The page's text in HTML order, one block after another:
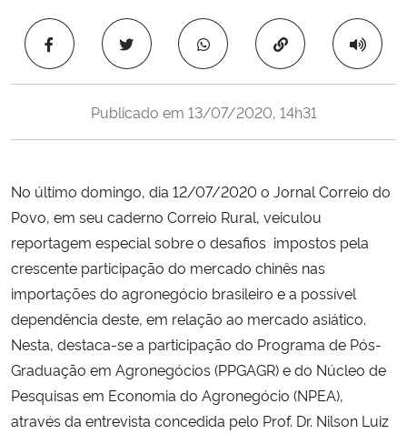
Ministério da Educação
Ministério da Ciência, Tecnologia, Inovações e Comunicações
Ministério do Meio Ambiente
Ministério do Turismo
Ministério do Desenvolvimento Regional
Controladoria-Geral da União
Copiar para área
Publicado em 13/07/2020, 14h31
No último domingo, dia 12/07/2020 o Jornal Correio do
Povo, em seu caderno Correio Rural, veiculou
reportagem especial sobre o desafios impostos pela
crescente participação do mercado chinês nas
importações do agronegócio brasileiro e a possível
dependência deste, em relação ao mercado asiático.
Nesta, destaca-se a participação do Programa de Pós-
Graduação em Agronegócios (PPGAGR) e do Núcleo de
Pesquisas em Economia do Agronegócio (NPEA),
através da entrevista concedida pelo Prof. Dr. Nilson Luiz